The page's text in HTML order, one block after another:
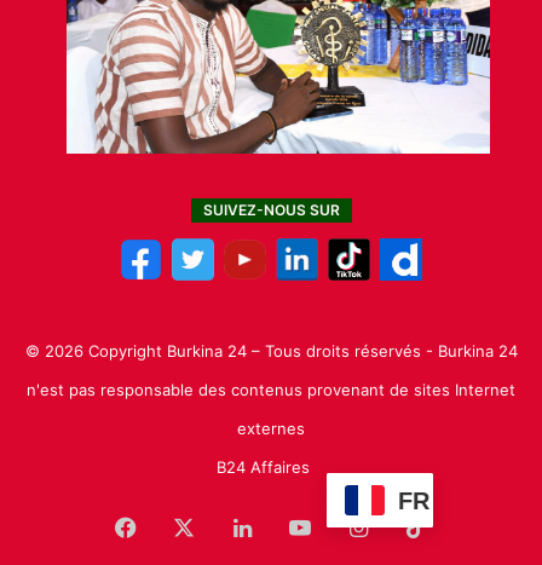
SUIVEZ-NOUS SUR
© 2026 Copyright Burkina 24 – Tous droits réservés - Burkina 24
n'est pas responsable des contenus provenant de sites Internet
externes
B24 Affaires
FR
Facebook LinkedinYouTubeInstagram
TikTok